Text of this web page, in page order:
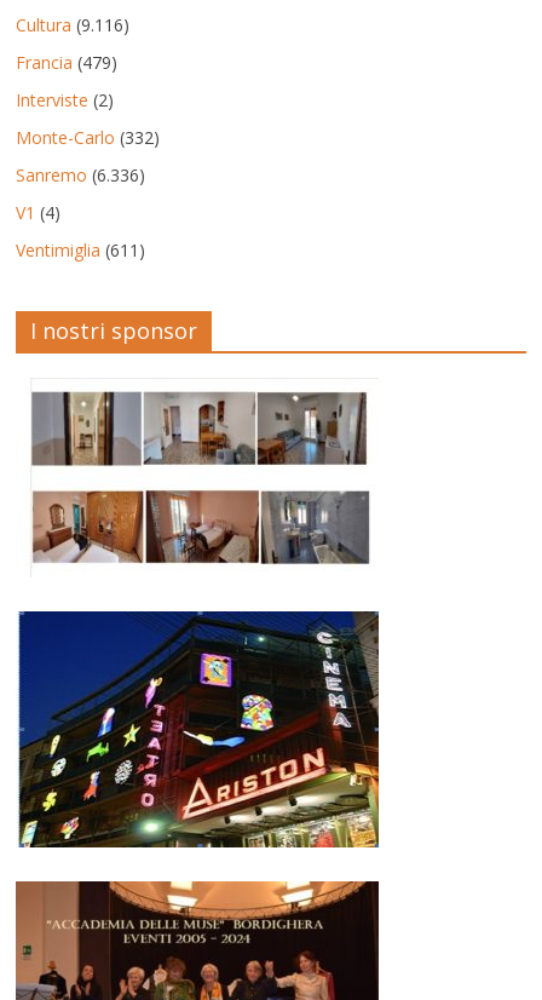
Cultura (9.116)
Francia (479)
Interviste (2)
Monte-Carlo (332)
Sanremo (6.336)
V1 (4)
Ventimiglia (611)
I nostri sponsor